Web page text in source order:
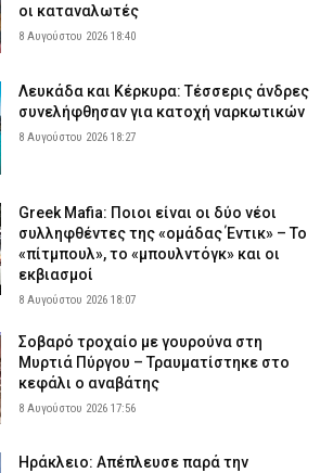
οι καταναλωτές
8 Αυγούστου 2026 18:40
Λευκάδα και Κέρκυρα: Τέσσερις άνδρες
συνελήφθησαν για κατοχή ναρκωτικών
8 Αυγούστου 2026 18:27
Greek Mafia: Ποιοι είναι οι δύο νέοι
συλληφθέντες της «ομάδας Έντικ» – Το
«πίτμπουλ», το «μπουλντόγκ» και οι
εκβιασμοί
8 Αυγούστου 2026 18:07
Σοβαρό τροχαίο με γουρούνα στη
Μυρτιά Πύργου – Τραυματίστηκε στο
κεφάλι ο αναβάτης
8 Αυγούστου 2026 17:56
Ηράκλειο: Απέπλευσε παρά την